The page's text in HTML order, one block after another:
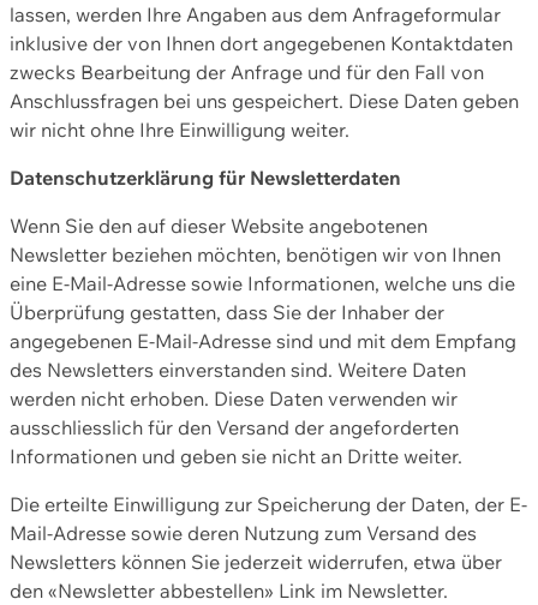
lassen, werden Ihre Angaben aus dem Anfrageformular
inklusive der von Ihnen dort angegebenen Kontaktdaten
zwecks Bearbeitung der Anfrage und für den Fall von
Anschlussfragen bei uns gespeichert. Diese Daten geben
wir nicht ohne Ihre Einwilligung weiter.
Datenschutzerklärung für Newsletterdaten
Wenn Sie den auf dieser Website angebotenen
Newsletter beziehen möchten, benötigen wir von Ihnen
eine E-Mail-Adresse sowie Informationen, welche uns die
Überprüfung gestatten, dass Sie der Inhaber der
angegebenen E-Mail-Adresse sind und mit dem Empfang
des Newsletters einverstanden sind. Weitere Daten
werden nicht erhoben. Diese Daten verwenden wir
ausschliesslich für den Versand der angeforderten
Informationen und geben sie nicht an Dritte weiter.
Die erteilte Einwilligung zur Speicherung der Daten, der E-
Mail-Adresse sowie deren Nutzung zum Versand des
Newsletters können Sie jederzeit widerrufen, etwa über
den «Newsletter abbestellen» Link im Newsletter.